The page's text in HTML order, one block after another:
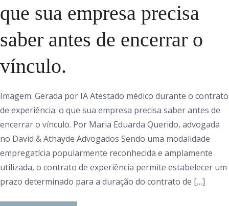
que sua empresa precisa
saber antes de encerrar o
vínculo.
Imagem: Gerada por IA Atestado médico durante o contrato
de experiência: o que sua empresa precisa saber antes de
encerrar o vínculo. Por Maria Eduarda Querido, advogada
no David & Athayde Advogados Sendo uma modalidade
empregatícia popularmente reconhecida e amplamente
utilizada, o contrato de experiência permite estabelecer um
prazo determinado para a duração do contrato de […]